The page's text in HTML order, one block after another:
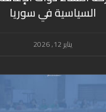
السياسية في سوريا
يناير 12, 2026